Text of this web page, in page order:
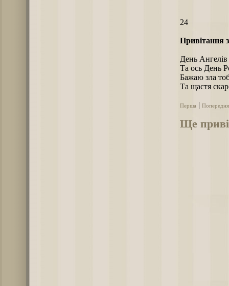
24
Привітання
День Ангелів
Та ось День
Бажаю зла
Та щастя
Перша Попередня
Ще